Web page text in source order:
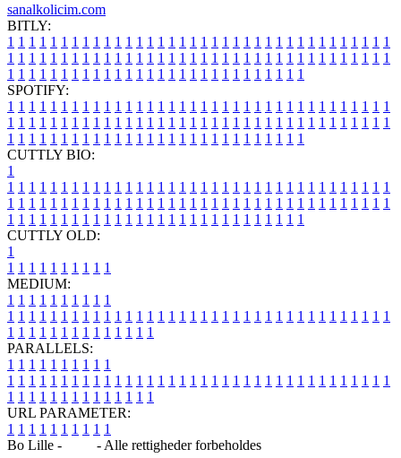
sanalkolicim.com
BITLY:
1 1 1 1 1 1 1 1 1 1 1 1 1 1 1 1 1 1 1 1 1 1 1 1 1 1 1 1 1 1 1 1 1 1 1 1
1 1 1 1 1 1 1 1 1 1 1 1 1 1 1 1 1 1 1 1 1 1 1 1 1 1 1 1 1 1 1 1 1 1 1 1
1 1 1 1 1 1 1 1 1 1 1 1 1 1 1 1 1 1 1 1 1 1 1 1 1 1 1 1
SPOTIFY:
1 1 1 1 1 1 1 1 1 1 1 1 1 1 1 1 1 1 1 1 1 1 1 1 1 1 1 1 1 1 1 1 1 1 1 1
1 1 1 1 1 1 1 1 1 1 1 1 1 1 1 1 1 1 1 1 1 1 1 1 1 1 1 1 1 1 1 1 1 1 1 1
1 1 1 1 1 1 1 1 1 1 1 1 1 1 1 1 1 1 1 1 1 1 1 1 1 1 1 1
CUTTLY BIO:
1
1 1 1 1 1 1 1 1 1 1 1 1 1 1 1 1 1 1 1 1 1 1 1 1 1 1 1 1 1 1 1 1 1 1 1 1
1 1 1 1 1 1 1 1 1 1 1 1 1 1 1 1 1 1 1 1 1 1 1 1 1 1 1 1 1 1 1 1 1 1 1 1
1 1 1 1 1 1 1 1 1 1 1 1 1 1 1 1 1 1 1 1 1 1 1 1 1 1 1 1
CUTTLY OLD:
1
1 1 1 1 1 1 1 1 1 1
MEDIUM:
1 1 1 1 1 1 1 1 1 1
1 1 1 1 1 1 1 1 1 1 1 1 1 1 1 1 1 1 1 1 1 1 1 1 1 1 1 1 1 1 1 1 1 1 1 1
1 1 1 1 1 1 1 1 1 1 1 1 1 1
PARALLELS:
1 1 1 1 1 1 1 1 1 1
1 1 1 1 1 1 1 1 1 1 1 1 1 1 1 1 1 1 1 1 1 1 1 1 1 1 1 1 1 1 1 1 1 1 1 1
1 1 1 1 1 1 1 1 1 1 1 1 1 1
URL PARAMETER:
1 1 1 1 1 1 1 1 1 1
Bo Lille -
- Alle rettigheder forbeholdes